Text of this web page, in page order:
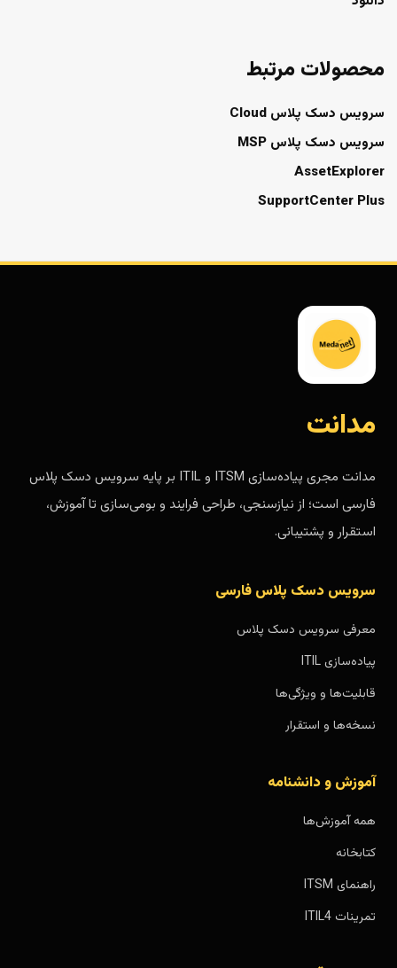
محصولات مرتبط
سرویس دسک پلاس Cloud
سرویس دسک پلاس MSP
AssetExplorer
SupportCenter Plus
مدانت
مدانت مجری پیاده‌سازی ITSM و ITIL بر پایه سرویس دسک پلاس
فارسی است؛ از نیازسنجی، طراحی فرایند و بومی‌سازی تا آموزش،
استقرار و پشتیبانی.
سرویس دسک پلاس فارسی
معرفی سرویس دسک پلاس
پیاده‌سازی ITIL
قابلیت‌ها و ویژگی‌ها
نسخه‌ها و استقرار
آموزش و دانشنامه
همه آموزش‌ها
کتابخانه
راهنمای ITSM
تمرینات ITIL4